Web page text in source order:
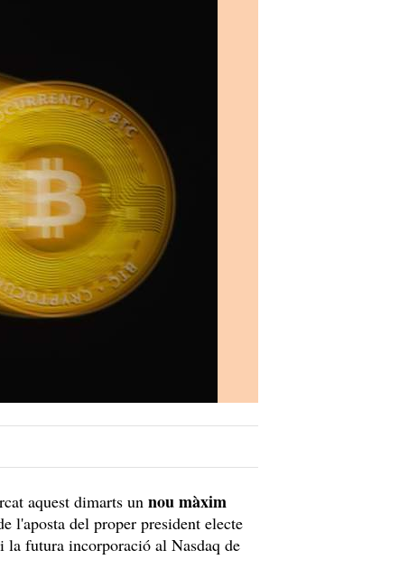
aquest dimarts un nou màxim
l'aposta del proper president electe
futura incorporació al Nasdaq de